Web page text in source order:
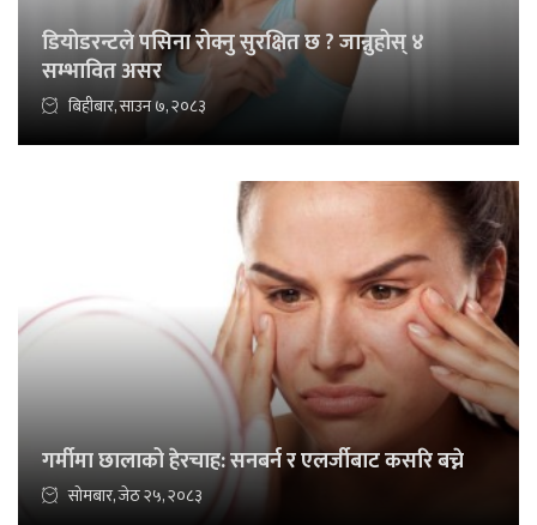
डियोडरन्टले पसिना रोक्नु सुरक्षित छ ? जान्नुहोस् ४
सम्भावित असर
बिहीबार, साउन ७, २०८३
गर्मीमा छालाको हेरचाह: सनबर्न र एलर्जीबाट कसरि बच्ने
सोमबार, जेठ २५, २०८३